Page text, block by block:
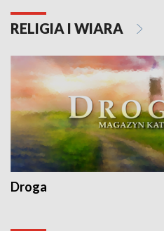
RELIGIA I WIARA
Droga